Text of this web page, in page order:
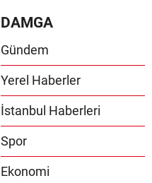
DAMGA
Gündem
Yerel Haberler
İstanbul Haberleri
Spor
Ekonomi